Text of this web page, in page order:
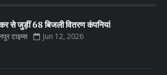
से जुड़ीं 68 बिजली वितरण कंपनियां
टाइम्स Jun 12, 2026